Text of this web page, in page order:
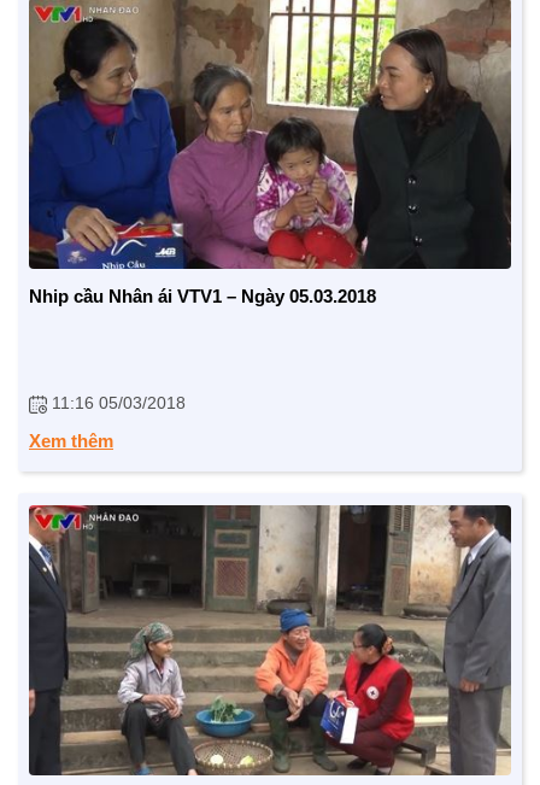
BẠN ĐỌC
Nhip cầu Nhân ái VTV1 – Ngày 05.03.2018
11:16 05/03/2018
Xem thêm